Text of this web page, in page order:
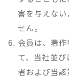
害を与えな
せん。
会員は、著
て、当社並
者および当該